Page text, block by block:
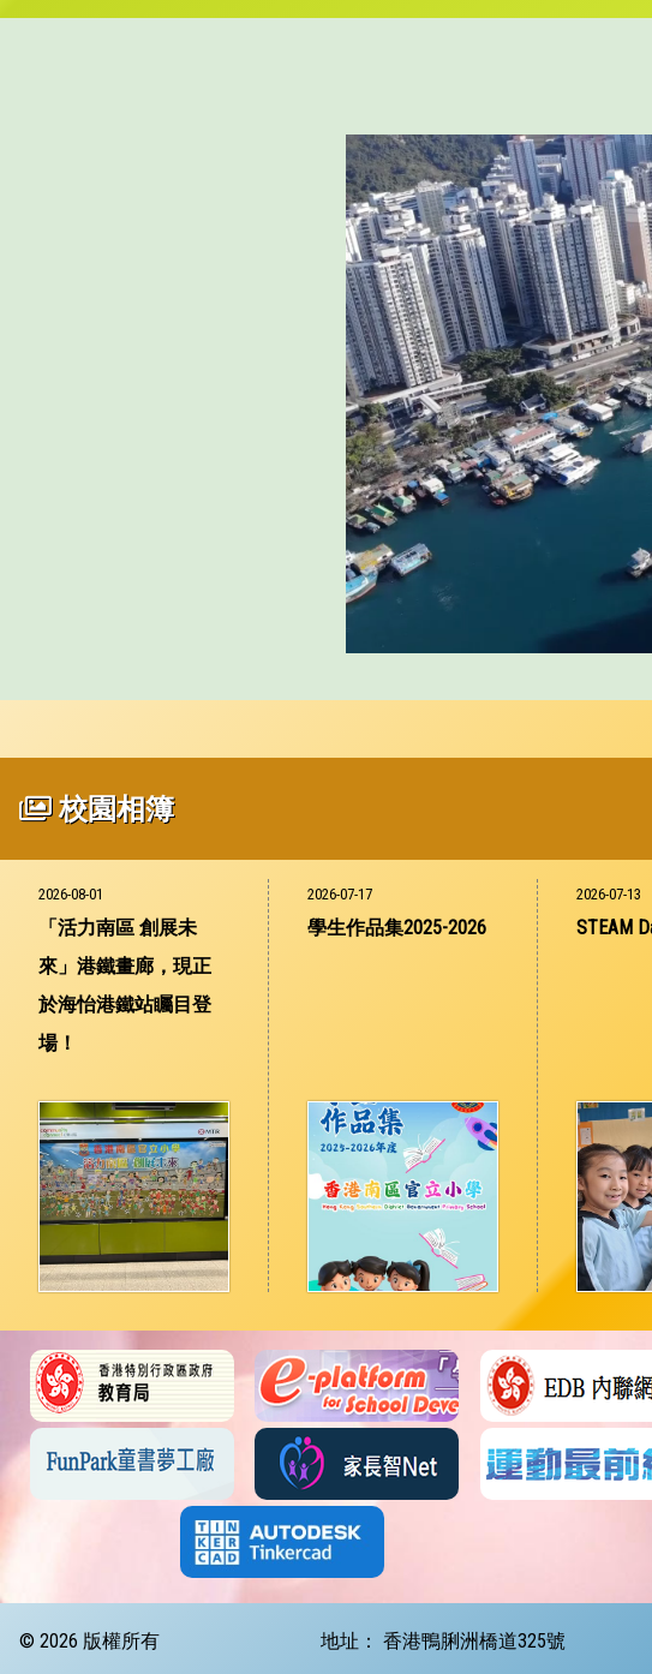
校園相簿
2026-08-01
「活力南區 創展未
來」港鐵畫廊，現正
於海怡港鐵站矚目登
場！
2026-07-17
學生作品集2025-2026
2026-07-13
STEAM
© 2026 版權所有 地址： 香港鴨脷洲橋道325號